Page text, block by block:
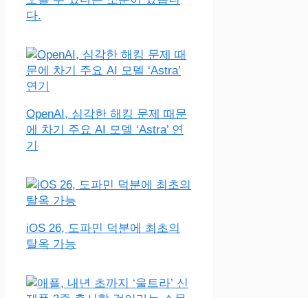
다.
OpenAI, 심각한 해킹 문제 때문
에 차기 주요 AI 모델 ‘Astra’ 연
기
iOS 26, 도파민 덕분에 최초의
탈옥 가능